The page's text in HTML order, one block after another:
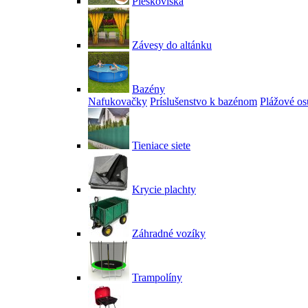
Závesy do altánku
Bazény
Nafukovačky Príslušenstvo k bazénom Plážové
Tieniace siete
Krycie plachty
Záhradné vozíky
Trampolíny